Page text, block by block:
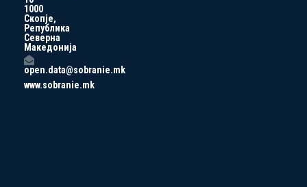
1000
Скопје,
Република
Северна
Македонија
open.data@sobranie.mk
www.sobranie.mk